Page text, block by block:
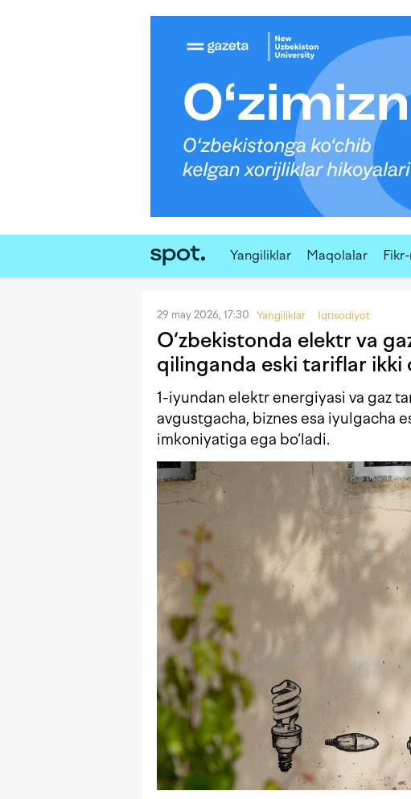
Yangiliklar Maqolalar
29 may 2026, 17:30 Yangiliklar Iqtisodiyot
O‘zbekistonda elektr va
qilinganda eski tariflar ikki
1-iyundan elektr energiyasi va gaz
avgustgacha, biznes esa iyulgacha
imkoniyatiga ega bo‘ladi.